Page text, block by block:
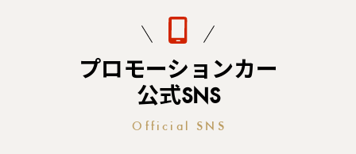
プロモーションカー
公式SNS
Official SNS